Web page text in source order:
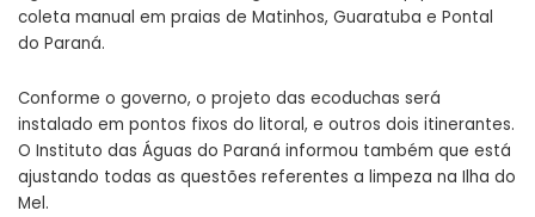
coleta manual em praias de Matinhos, Guaratuba e Pontal
do Paraná.
Conforme o governo, o projeto das ecoduchas será
instalado em pontos fixos do litoral, e outros dois itinerantes.
O Instituto das Águas do Paraná informou também que está
ajustando todas as questões referentes a limpeza na Ilha do
Mel.